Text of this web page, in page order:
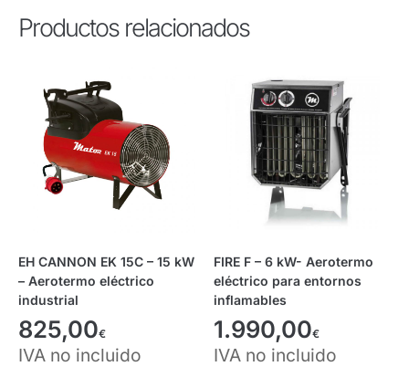
Productos relacionados
EH CANNON EK 15C – 15 kW
– Aerotermo eléctrico
industrial
825,00€
IVA no incluido
FIRE F – 6 kW- Aerotermo
eléctrico para entornos
inflamables
1.990,00€
IVA no incluido